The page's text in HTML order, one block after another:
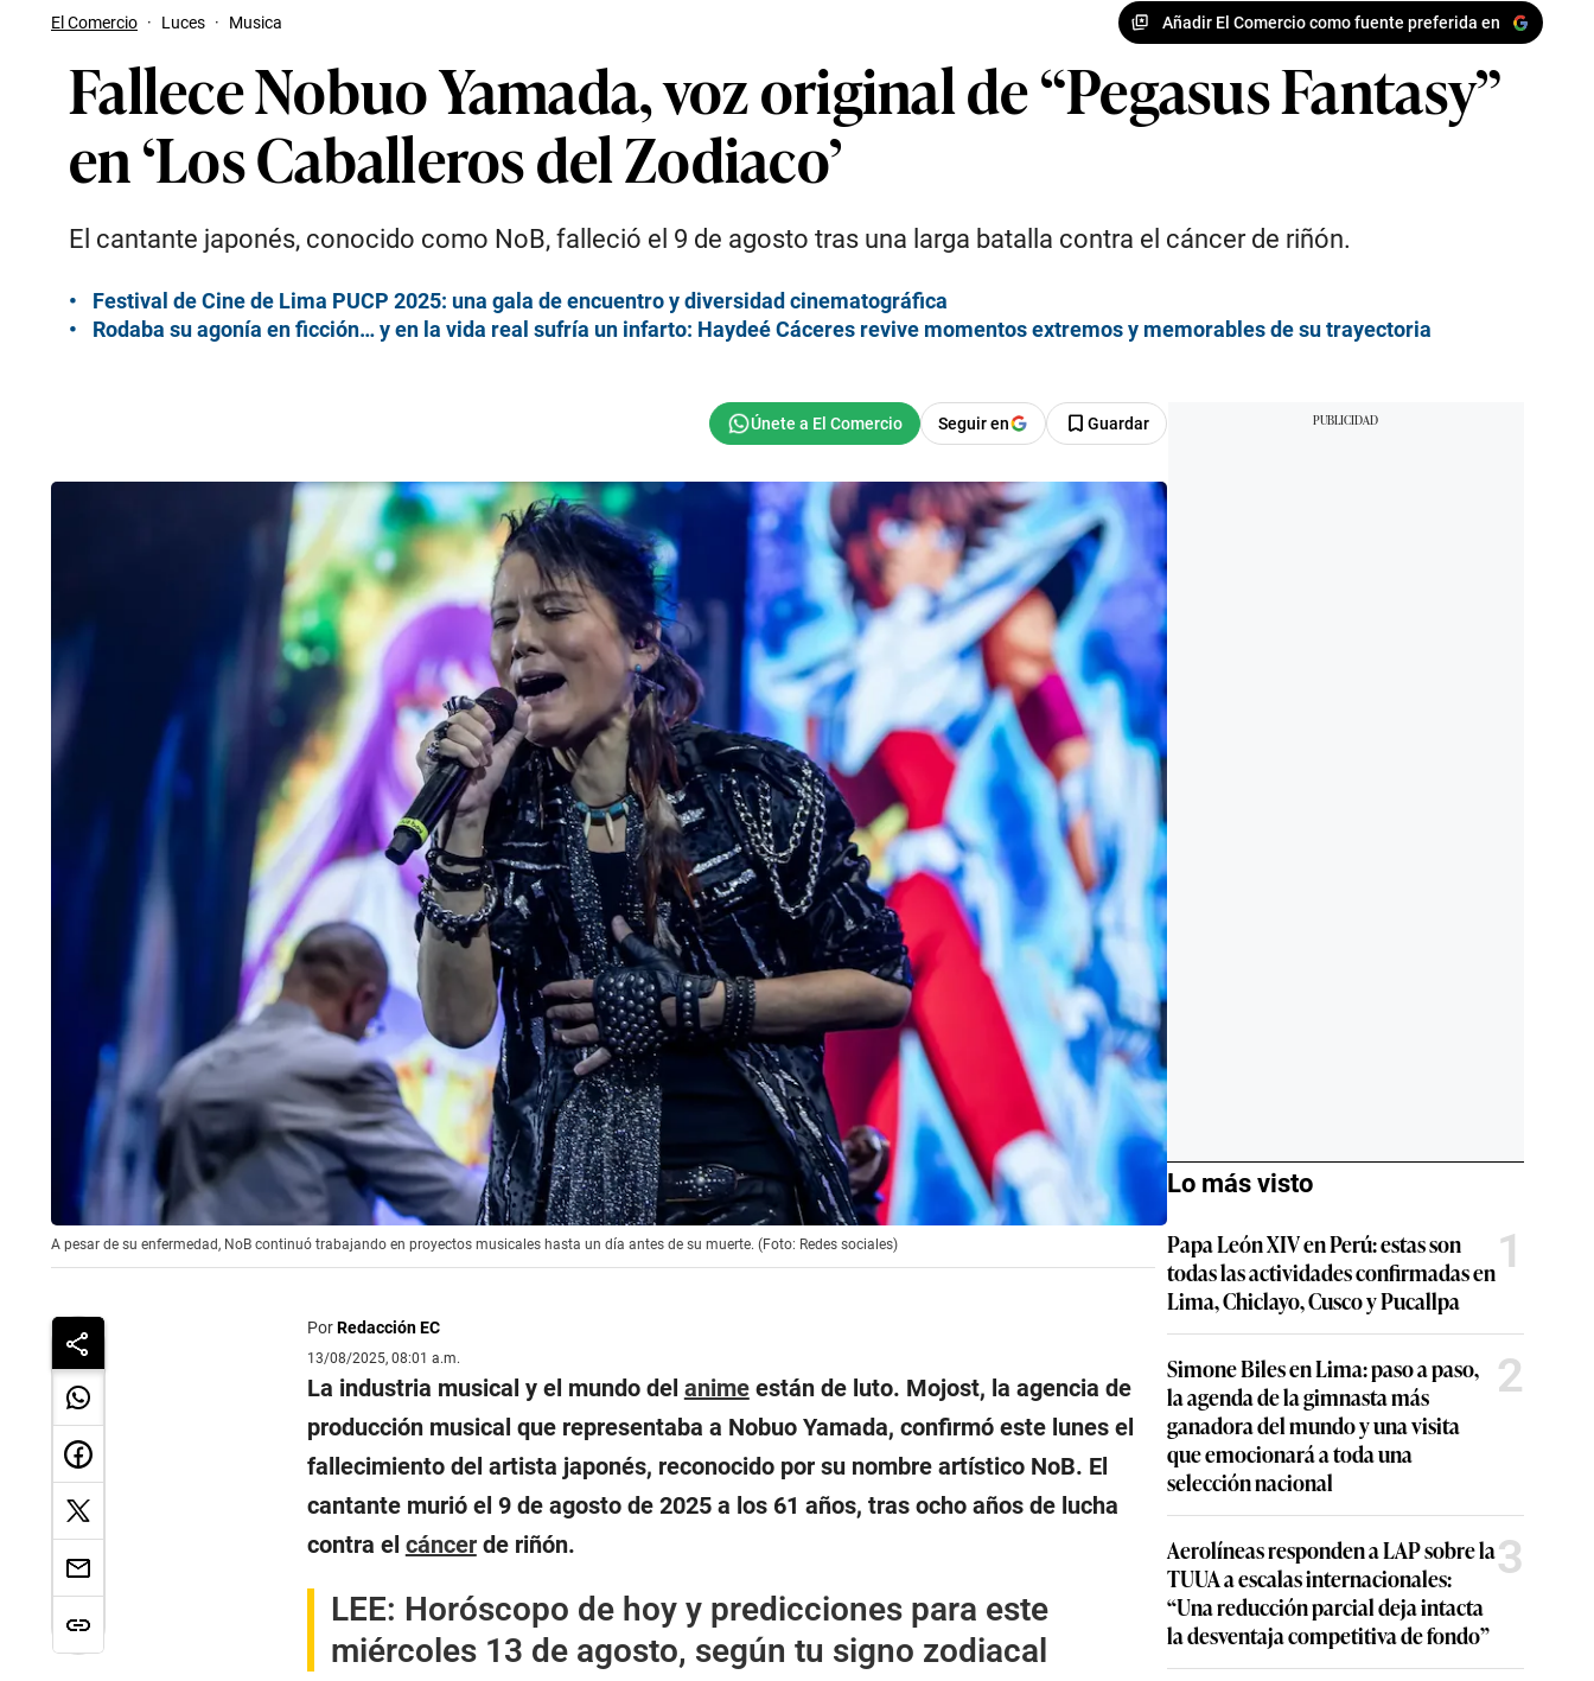
El Comercio · Luces · Musica Añadir El Comercio como fuente preferida en
Fallece Nobuo Yamada, voz original de “Pegasus Fantasy”
en ‘Los Caballeros del Zodiaco’
El cantante japonés, conocido como NoB, falleció el 9 de agosto tras una larga batalla contra el cáncer de riñón.
Festival de Cine de Lima PUCP 2025: una gala de encuentro y diversidad cinematográfica
Rodaba su agonía en ficción… y en la vida real sufría un infarto: Haydeé Cáceres revive momentos extremos y memorables de su trayectoria
Seguir en Guardar
A pesar de su enfermedad, NoB continuó trabajando en proyectos musicales hasta un día antes de su muerte. (Foto: Redes sociales)
PorRedacción EC
13/08/2025, 08:01 a.m.
La industria musical y el mundo del animeestán de luto. Mojost, la agencia de
producción musical que representaba a Nobuo Yamada, confirmó este lunes el
fallecimiento del artista japonés, reconocido por su nombre artístico NoB. El
cantante murió el 9 de agosto de 2025 a los 61 años, tras ocho años de lucha
contra el cáncerde riñón.
LEE: Horóscopo de hoy y predicciones para este
miércoles 13 de agosto, según tu signo zodiacal
Lo más visto
Papa León XIV en Perú: estas son
todas las actividades confirmadas en
Lima, Chiclayo, Cusco y Pucallpa
1
Simone Biles en Lima: paso a paso,
la agenda de la gimnasta más
ganadora del mundo y una visita
que emocionará a toda una
selección nacional
2
Aerolíneas responden a LAP sobre la
TUUA a escalas internacionales:
“Una reducción parcial deja intacta
la desventaja competitiva de fondo”
3